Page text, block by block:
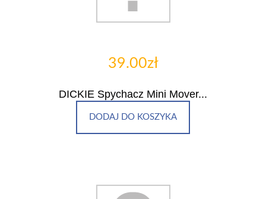
39.00zł
DICKIE Spychacz Mini Mover...
DODAJ DO KOSZYKA